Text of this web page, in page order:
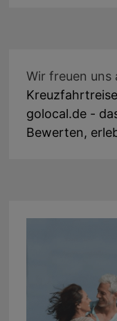
Wir freuen uns
golocal.de -
Bewerten,